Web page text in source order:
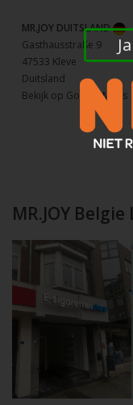
MR.JOY DUITSLAND
Gasthausstraße 9
47533 Kleve
Duitsland
Bekijk op Google Maps
MR.JOY
Ja